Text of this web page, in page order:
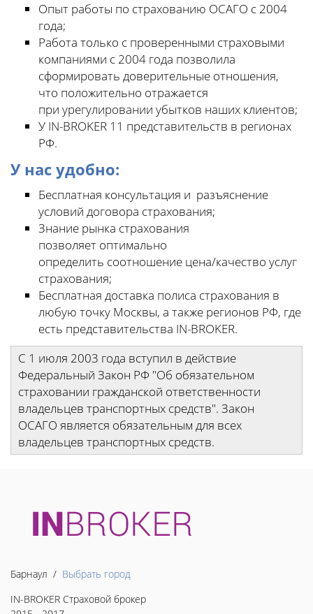
Опыт работы по страхованию ОСАГО с 2004
года;
Работа только с проверенными страховыми
компаниями с 2004 года позволила
сформировать доверительные отношения,
что положительно отражается
при урегулировании убытков наших клиентов;
У IN-BROKER 11 представительств в регионах
РФ.
У нас удобно:
Бесплатная консультация и разъяснение
условий договора страхования;
Знание рынка страхования
позволяет оптимально
определить соотношение цена/качество услуг
страхования;
Бесплатная доставка полиса страхования в
любую точку Москвы, а также регионов РФ, где
есть представительства IN-BROKER.
С 1 июля 2003 года вступил в действие
Федеральный Закон РФ "Об обязательном
страховании гражданской ответственности
владельцев транспортных средств". Закон
ОСАГО является обязательным для всех
владельцев транспортных средств.
Барнаул / Выбрать город
IN-BROKER Страховой брокер